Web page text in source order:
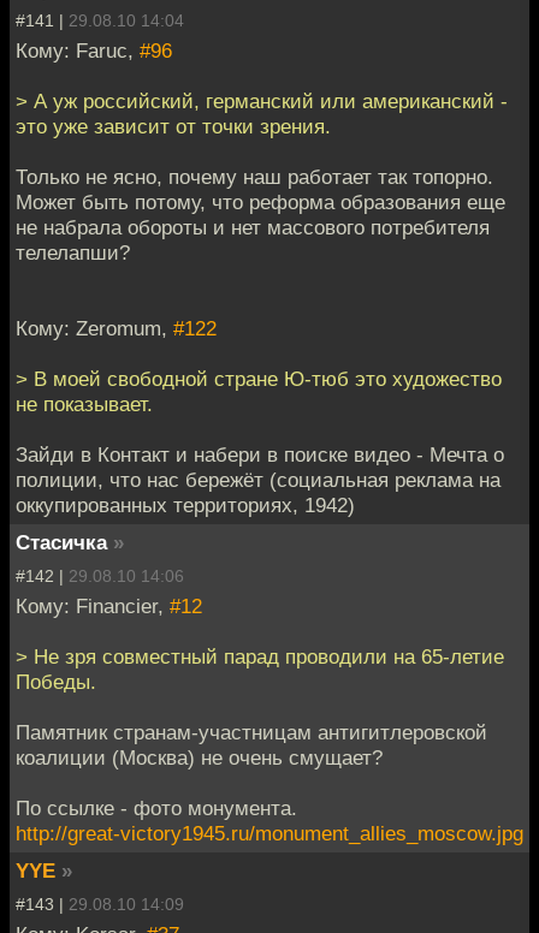
#141 | 29.08.10 14:04
Кому: Faruc, #96
> А уж российский, германский или американский -
это уже зависит от точки зрения.
Только не ясно, почему наш работает так топорно.
Может быть потому, что реформа образования еще
не набрала обороты и нет массового потребителя
телелапши?
Кому: Zeromum, #122
> В моей свободной стране Ю-тюб это художество
не показывает.
Зайди в Контакт и набери в поиске видео - Мечта о
полиции, что нас бережёт (социальная реклама на
оккупированных территориях, 1942)
Стасичка »
#142 | 29.08.10 14:06
Кому: Financier, #12
> Не зря совместный парад проводили на 65-летие
Победы.
Памятник странам-участницам антигитлеровской
коалиции (Москва) не очень смущает?
По ссылке - фото монумента.
http://great-victory1945.ru/monument_allies_moscow.jpg
YYE »
#143 | 29.08.10 14:09